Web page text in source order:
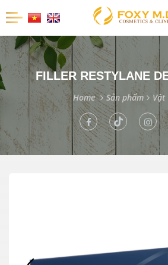
FILLER RESTYLANE
Home Sản phẩm Vật